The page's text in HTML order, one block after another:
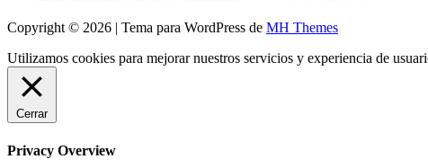
Copyright © 2026 | Tema para WordPress de MH Themes
Utilizamos cookies para mejorar nuestros servicios y experiencia de
Cerrar
Privacy Overview